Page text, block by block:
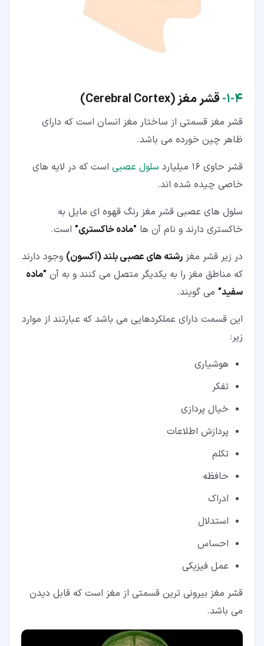
۴‏-‏۱‏- قشر مغز (Cerebral Cortex
)
قشر مغز قسمتی از ساختار مغز انسان است که دارای
ظاهر چین خورده می باشد.
قشر حاوی 16 میلیارد
سلول عصبی است که در لایه های
خاصی چیده شده اند.
سلول های عصبی قشر مغز رنگ قهوه ای مایل به
خاکستری دارند و نام آن ها "ماده خاکستری" است.
در زیر قشر مغز رشته های عصبی بلند (آکسون) وجود دارند
که مناطق مغز را به یکدیگر متصل می کنند و به آن "ماده
سفید" می گویند.
این قسمت دارای عملکردهایی می باشد که عبارتند از موارد
زیر:
هوشیاری
تفکر
خیال پردازی
پردازش اطلاعات
تکلم
حافظه
ادراک
استدلال
احساس
عمل فیزیکی
قشر مغز بیرونی ترین قسمتی از مغز است که قابل دیدن
می باشد.